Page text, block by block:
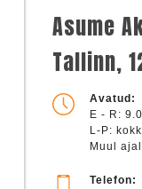
Asume
Tallinn,
Avatud:
E - R:
L-P:
Muul
Telefon: